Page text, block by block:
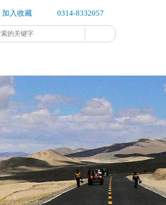
加入收藏 0314-8332057